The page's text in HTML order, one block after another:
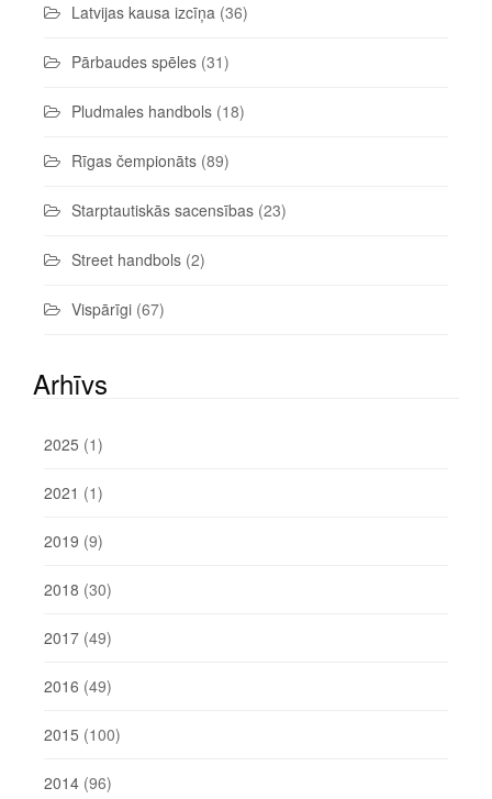
Latvijas kausa izcīņa (36)
Pārbaudes spēles (31)
Pludmales handbols (18)
Rīgas čempionāts (89)
Starptautiskās sacensības (23)
Street handbols (2)
Vispārīgi (67)
Arhīvs
2025 (1)
2021 (1)
2019 (9)
2018 (30)
2017 (49)
2016 (49)
2015 (100)
2014 (96)